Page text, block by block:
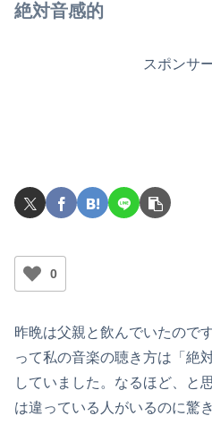
絶対音感的
スポンサ
0
昨晩は父親と飲んでいたので
って私の音楽の聴き方は「絶
していました。なるほど、と
は違っている人がいるのに驚